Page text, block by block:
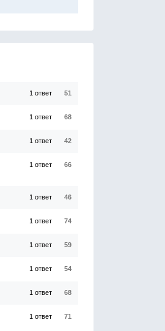
1 ответ 51
1 ответ 68
1 ответ 42
1 ответ 66
1 ответ 46
1 ответ 74
1 ответ 59
1 ответ 54
1 ответ 68
1 ответ 71